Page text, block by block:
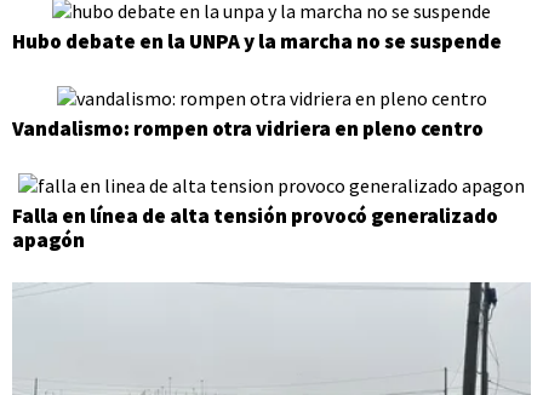
Hubo debate en la UNPA y la marcha no se suspende
Vandalismo: rompen otra vidriera en pleno centro
Falla en línea de alta tensión provocó generalizado
apagón